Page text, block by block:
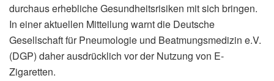
durchaus erhebliche Gesundheitsrisiken mit sich bringen.
In einer aktuellen Mitteilung warnt die Deutsche
Gesellschaft für Pneumologie und Beatmungsmedizin e.V.
(DGP) daher ausdrücklich vor der Nutzung von E-
Zigaretten.